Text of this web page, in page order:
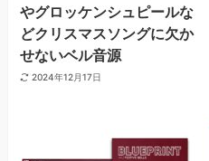
やグロッケンシュピールな
どクリスマスソングに欠か
せないベル音源
2024年12月17日